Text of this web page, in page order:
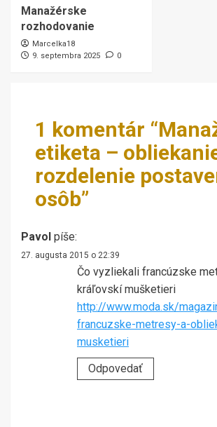
Manažérske
rozhodovanie
Marcelka18
9. septembra 2025
0
1 komentár “
etiketa –
rozdelenie
osôb”
Pavol píše:
27. augusta 2015 o 22:39
Čo vyzliekali francúzske
kráľovskí mušketieri
http://www.moda.sk/
francuzske-metresy-a-
musketieri
Odpovedať